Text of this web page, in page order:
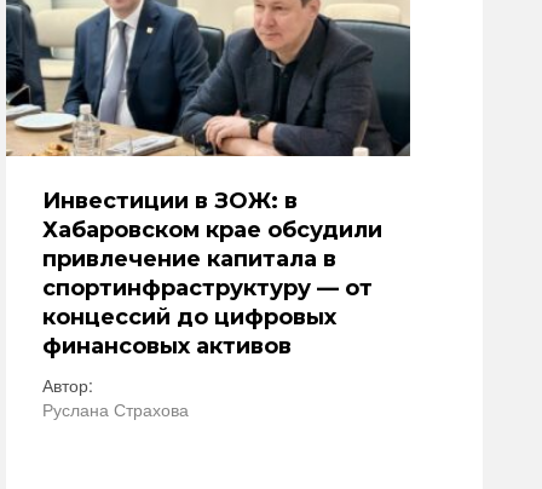
Инвестиции в ЗОЖ: в
Хабаровском крае обсудили
привлечение капитала в
спортинфраструктуру — от
концессий до цифровых
финансовых активов
Автор:
Руслана Страхова